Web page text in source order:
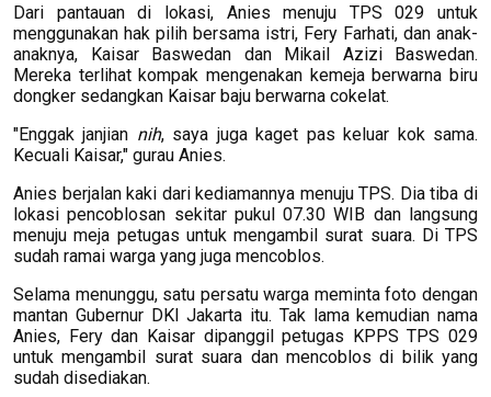
Dari pantauan di lokasi, Anies menuju TPS 029 untuk
menggunakan hak pilih bersama istri, Fery Farhati, dan anak-
anaknya, Kaisar Baswedan dan Mikail Azizi Baswedan.
Mereka terlihat kompak mengenakan kemeja berwarna biru
dongker sedangkan Kaisar baju berwarna cokelat.
"Enggak janjian nih, saya juga kaget pas keluar kok sama.
Kecuali Kaisar," gurau Anies.
Anies berjalan kaki dari kediamannya menuju TPS. Dia tiba di
lokasi pencoblosan sekitar pukul 07.30 WIB dan langsung
menuju meja petugas untuk mengambil surat suara. Di TPS
sudah ramai warga yang juga mencoblos.
Selama menunggu, satu persatu warga meminta foto dengan
mantan Gubernur DKI Jakarta itu. Tak lama kemudian nama
Anies, Fery dan Kaisar dipanggil petugas KPPS TPS 029
untuk mengambil surat suara dan mencoblos di bilik yang
sudah disediakan.